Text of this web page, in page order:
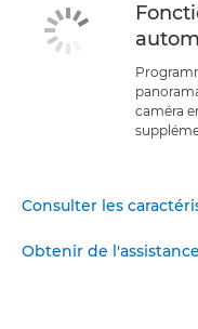
caméra
Consulter les
Obtenir de l'assistance